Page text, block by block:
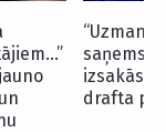
izsakās
drafta